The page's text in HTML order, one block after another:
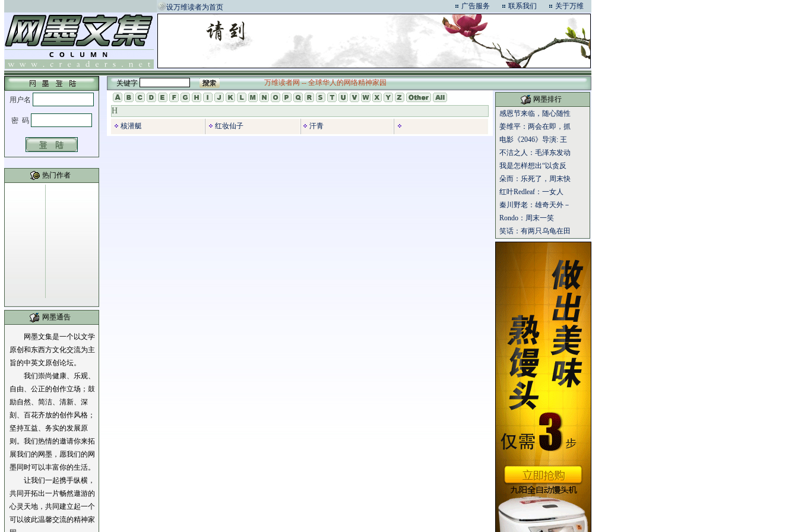
设万维读者为首页 广告服务 联系我们 关于万维
热门作者
网墨通告
网墨文集是一个以文学
原创和东西方文化交流为主
旨的中英文原创论坛。
我们崇尚健康、乐观、
自由、公正的创作立场；鼓
励自然、简洁、清新、深
刻、百花齐放的创作风格；
坚持互益、务实的发展原
则。我们热情的邀请你来拓
展我们的网墨，愿我们的网
墨同时可以丰富你的生活。
让我们一起携手纵横，
共同开拓出一片畅然遨游的
心灵天地，共同建立起一个
可以彼此温馨交流的精神家
关键字 万维读者网 -- 全球华人的网络精神家园
H
核潜艇 红妆仙子 汗青
网墨排行
感恩节来临，随心随性
姜维平：两会在即，抓
电影《2046》导演: 王
不洁之人：毛泽东发动
我是怎样想出“以贪反
朵而：乐死了，周末快
红叶Redleaf：一女人
秦川野老：雄奇天外－
Rondo：周末一笑
笑话：有两只乌龟在田